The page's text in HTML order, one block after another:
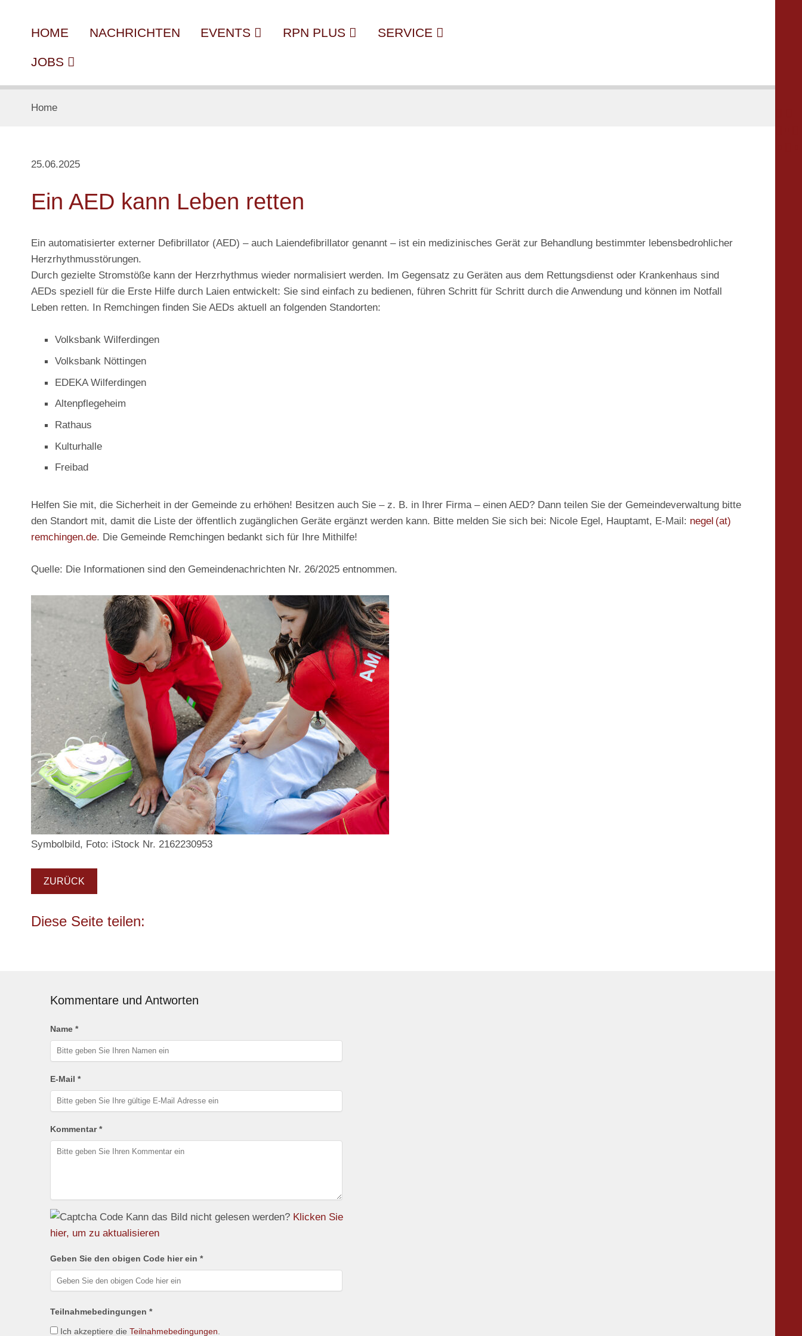
HOME NACHRICHTEN EVENTS RPN PLUS SERVICE
JOBS
Home
25.06.2025
Ein AED kann Leben retten
Ein automatisierter externer Defibrillator (AED) – auch Laiendefibrillator genannt – ist ein medizinisches Gerät zur Behandlung bestimmter lebensbedrohlicher
Herzrhythmusstörungen.
Durch gezielte Stromstöße kann der Herzrhythmus wieder normalisiert werden. Im Gegensatz zu Geräten aus dem Rettungsdienst oder Krankenhaus sind
AEDs speziell für die Erste Hilfe durch Laien entwickelt: Sie sind einfach zu bedienen, führen Schritt für Schritt durch die Anwendung und können im Notfall
Leben retten. In Remchingen finden Sie AEDs aktuell an folgenden Standorten:
Volksbank Wilferdingen
Volksbank Nöttingen
EDEKA Wilferdingen
Altenpflegeheim
Rathaus
Kulturhalle
Freibad
Helfen Sie mit, die Sicherheit in der Gemeinde zu erhöhen! Besitzen auch Sie – z. B. in Ihrer Firma – einen AED? Dann teilen Sie der Gemeindeverwaltung bitte
den Standort mit, damit die Liste der öffentlich zugänglichen Geräte ergänzt werden kann. Bitte melden Sie sich bei: Nicole Egel, Hauptamt, E-Mail: negel (at)
remchingen.de. Die Gemeinde Remchingen bedankt sich für Ihre Mithilfe!
Quelle: Die Informationen sind den Gemeindenachrichten Nr. 26/2025 entnommen.
Symbolbild, Foto: iStock Nr. 2162230953
ZURÜCK
Kommentare und Antworten
Name *
E-Mail *
Kommentar *
Kann das Bild nicht gelesen werden? Klicken Sie
hier, um zu aktualisieren
Geben Sie den obigen Code hier ein *
Teilnahmebedingungen *
Ich akzeptiere die Teilnahmebedingungen.